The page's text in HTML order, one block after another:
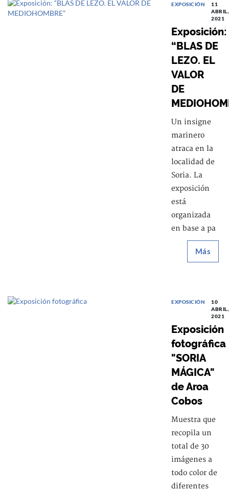
EXPOSICIÓN
11
ABRIL,
2021
Exposición:
“BLAS DE
LEZO. EL
VALOR
DE
Un insigne
marinero
atraca en la
localidad de
Soria. La
exposición
está
organizada
en base a pa
Más
EXPOSICIÓN
10
ABRIL,
2021
Exposición
fotográfica
"SORIA
MÁGICA"
de Aroa
Cobos
Muestra que
recopila un
total de 30
imágenes a
todo color de
diferentes